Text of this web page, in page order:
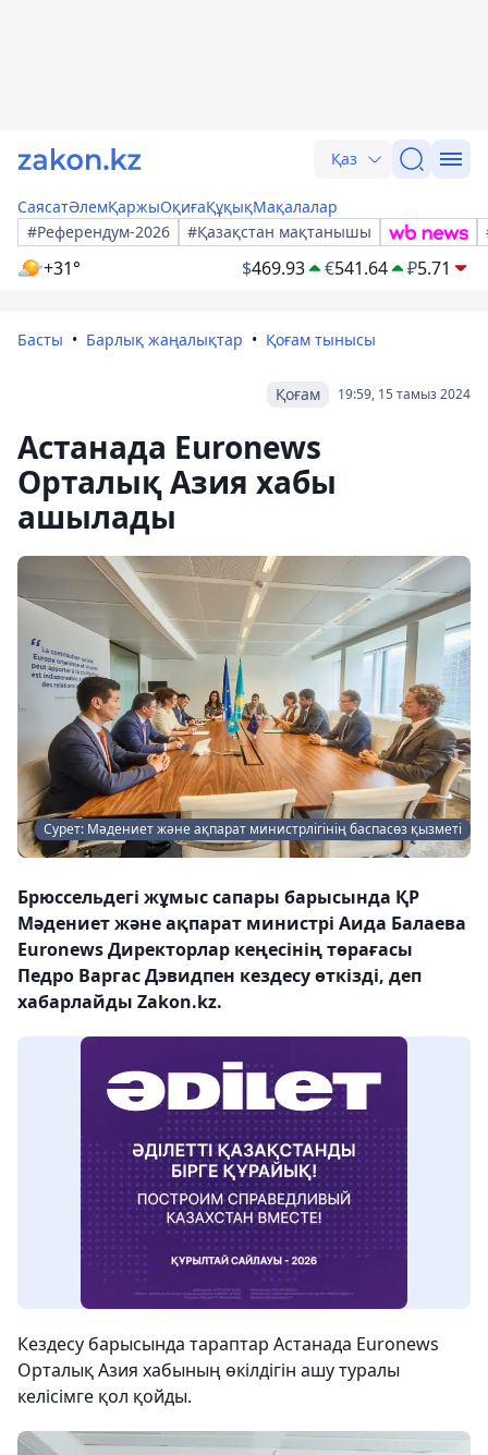
Қаз
СаясатӘлемҚаржыОқиғаҚұқықМақалалар
#Референдум-2026
#Қазақстан мақтанышы
+31° $469.93 €541.64 ₽5.71
Басты Барлық жаңалықтар Қоғам тынысы
19:59, 15 тамыз 2024
Қоғам
Астанада Euronews
Орталық Азия хабы
ашылады
Сурет: Мәдениет және ақпарат министрлігінің баспасөз қызметі
Брюссельдегі жұмыс сапары барысында ҚР
Мәдениет және ақпарат министрі Аида Балаева
Euronews Директорлар кеңесінің төрағасы
Педро Варгас Дэвидпен кездесу өткізді, деп
хабарлайды Zakon.kz.
Кездесу барысында тараптар Астанада Euronews
Орталық Азия хабының өкілдігін ашу туралы
келісімге қол қойды.